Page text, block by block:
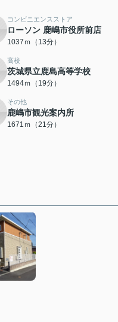
コンビニエンスストア
ローソン 鹿嶋市役所前店
1037ｍ（13分）
高校
茨城県立鹿島高等学校
1494ｍ（19分）
その他
鹿嶋市観光案内所
1671ｍ（21分）